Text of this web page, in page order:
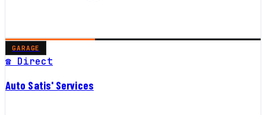
GARAGE
☎ Direct
Auto Satis' Services